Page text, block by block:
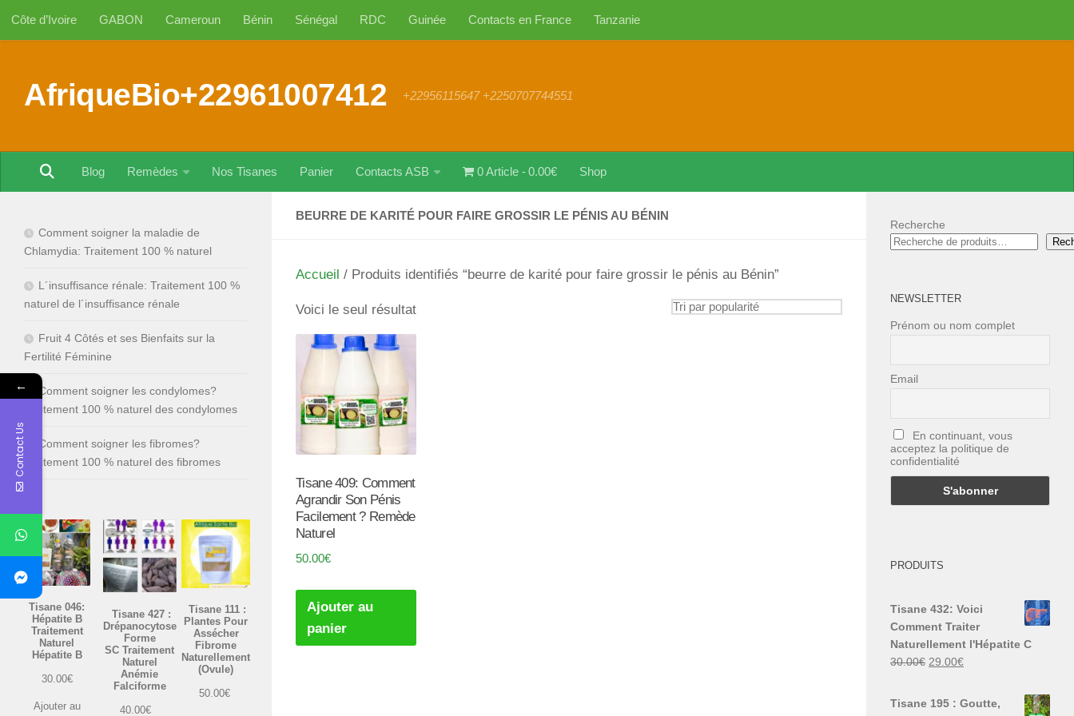
Au dessous du contenu
Côte d’Ivoire GABON Cameroun Bénin Sénégal RDC Guinée Contacts en France Tanzanie
AfriqueBio+22961007412 +22956115647 +2250707744551
Blog Remèdes Nos Tisanes Panier Contacts ASB 0 Article 0.00€ Shop
BEURRE DE KARITÉ POUR FAIRE GROSSIR LE PÉNIS AU BÉNIN
Accueil / Produits identifiés “beurre de karité pour faire grossir le pénis au Bénin”
Voici le seul résultat
Tisane 409: Comment
Agrandir Son Pénis
Facilement ? Remède
Naturel
50.00€
Ajouter au
panier
Comment soigner la maladie de
Chlamydia: Traitement 100 % naturel
L´insuffisance rénale: Traitement 100 %
naturel de l´insuffisance rénale
Fruit 4 Côtés et ses Bienfaits sur la
Fertilité Féminine
Comment soigner les condylomes?
Traitement 100 % naturel des condylomes
Comment soigner les fibromes?
Traitement 100 % naturel des fibromes
Tisane 046:
Hépatite B
Traitement
Naturel
Hépatite B
30.00€
Ajouter au
Tisane 427 :
Drépanocytose
Forme
SC Traitement
Naturel
Anémie
Falciforme
40.00€
Tisane 111 :
Plantes Pour
Assécher
Fibrome
Naturellement
(Ovule)
50.00€
Recherche
NEWSLETTER
Prénom ou nom complet
Email
En continuant, vous
acceptez la politique de
confidentialité
PRODUITS
Tisane 432: Voici
Comment Traiter
Naturellement l'Hépatite C
30.00€ Le
29.00€Le
Tisane 195 : Goutte,
←
Contact Us